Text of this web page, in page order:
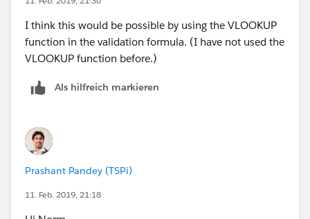
I think this would be possible by using the VLOOKUP
function in the validation formula. (I have not used the
VLOOKUP function before.)
Als hilfreich markieren
Prashant Pandey (TSPi)
11. Feb. 2019, 21:18